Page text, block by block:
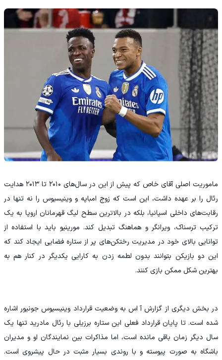
‫ماموریت اصلی آقای خاص که پیش از این در سال‌های ۲۰۱۰ تا ۲۰۱۳ هدایت
رئال را بر عهده داشت، این است که زوج امباپه و وینیسیوس را نه تنها در
رقابت‌های داخلی اسپانیا، بلکه در بالاترین سطح لیگ قهرمانان اروپا به یک
ترکیب ترسناک، ویرانگر و هماهنگ تبدیل کند. مورینیو باید با استفاده از
توانایی بالای خود در مدیریت رختکن‌های پر از ستاره فضایی ایجاد کند که
این دو بازیکن بتوانند بدون لطمه زدن به کارایی یکدیگر در کنار هم به
بهترین شکل ممکن بازی کنند.
‫در بخش دیگری از گزارش آ اس به وضعیت قرارداد وینیسیوس جونیور اشاره
شده است. تا پایان قرارداد فعلی این ستاره برزیلی با رئال مادرید تنها یک
سال دیگر زمان باقی مانده است، اما مذاکرات بین نمایندگان او و مدیران
باشگاه به صورت پیوسته و با روندی بسیار مثبت در حال پیشروی است.